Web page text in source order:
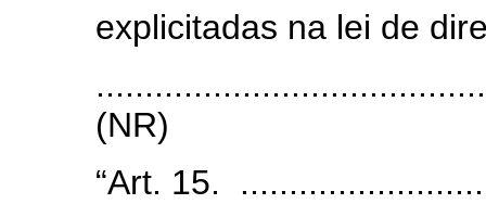
explicitadas na lei de
(NR)
“Art. 15.